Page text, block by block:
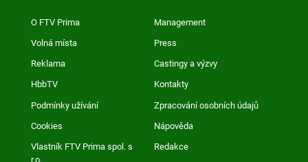
O FTV Prima Management
Volná místa Press
Reklama Castingy a výzvy
HbbTV Kontakty
Podmínky užívání Zpracování osobních údajů
Cookies Nápověda
Vlastník FTV Prima spol. s
r.o.
Redakce